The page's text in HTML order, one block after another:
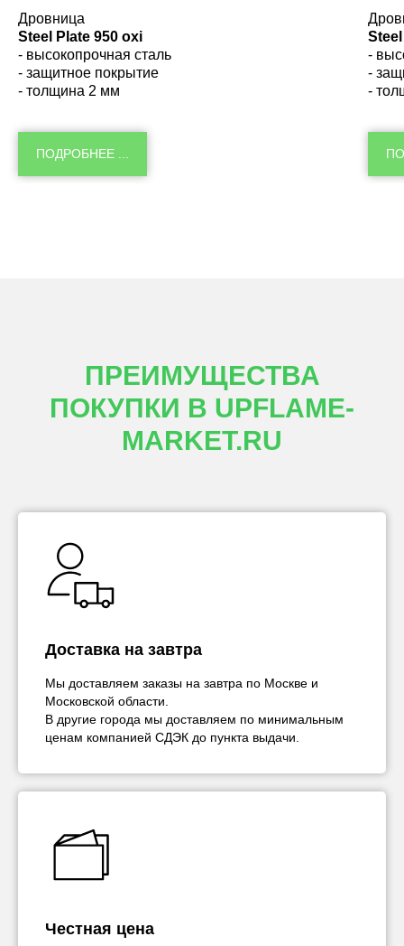
Дровница
Steel Plate 950 oxi
- высокопрочная сталь
- защитное покрытие
- толщина 2 мм
ПОДРОБНЕЕ ...
-
-
-
ПРЕИМУЩЕСТВА
ПОКУПКИ В UPFLAME-
MARKET.RU
Доставка на завтра
Мы доставляем заказы на завтра по Москве и
Московской области.
В другие города мы доставляем по минимальным
ценам компанией СДЭК до пункта выдачи.
Честная цена